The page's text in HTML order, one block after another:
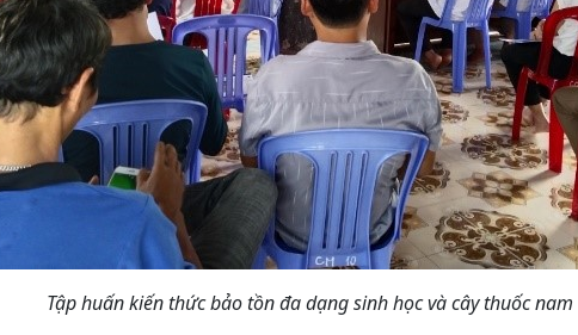
Tập huấn kiến thức bảo tồn đa dạng sinh học và cây thuốc nam